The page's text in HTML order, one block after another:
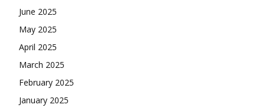
June 2025
May 2025
April 2025
March 2025
February 2025
January 2025